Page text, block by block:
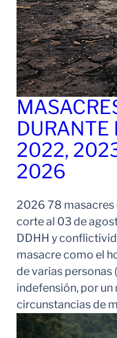
2022,
2026
2026 78 masacres
corte al 03 de
DDHH y
masacre como el
de varias personas
indefensión, por un
circunstancias de